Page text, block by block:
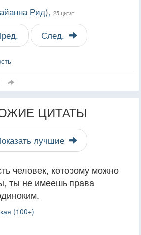
Рид), 25 цитат
След.
ЦИТАТЫ
лучшие
человек, которому можно
ты не имеешь права
(100+)